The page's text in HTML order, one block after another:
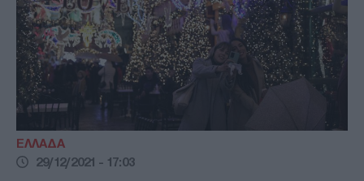
ΕΛΛΑΔΑ
29/12/2021 - 17:03